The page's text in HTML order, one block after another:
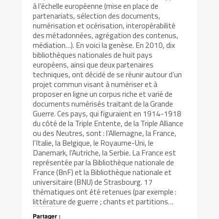
à l’échelle européenne (mise en place de
partenariats, sélection des documents,
numérisation et océrisation, interopérabilité
des métadonnées, agrégation des contenus,
médiation…). En voici la genèse. En 2010, dix
bibliothèques nationales de huit pays
européens, ainsi que deux partenaires
techniques, ont décidé de se réunir autour d’un
projet commun visant à numériser et à
proposer en ligne un corpus riche et varié de
documents numérisés traitant de la Grande
Guerre. Ces pays, qui figuraient en 1914-1918
du côté de la Triple Entente, de la Triple Alliance
ou des Neutres, sont : l’Allemagne, la France,
l’Italie, la Belgique, le Royaume-Uni, le
Danemark, l’Autriche, la Serbie. La France est
représentée par la Bibliothèque nationale de
France (BnF) et la Bibliothèque nationale et
universitaire (BNU) de Strasbourg. 17
thématiques ont été retenues (par exemple :
littérature de guerre ; chants et partitions…
Partager :